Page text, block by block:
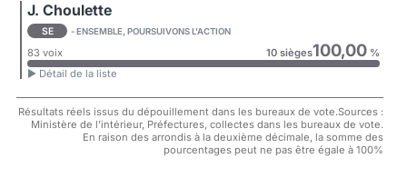
J. Choulette
SE - ENSEMBLE, POURSUIVONS L'ACTION
83 voix 10 sièges100,00%
► Détail de la liste
Résultats réels issus du dépouillement dans les bureaux de vote.Sources :
Ministère de l'intérieur, Préfectures, collectes dans les bureaux de vote.
En raison des arrondis à la deuxième décimale, la somme des
pourcentages peut ne pas être égale à 100%